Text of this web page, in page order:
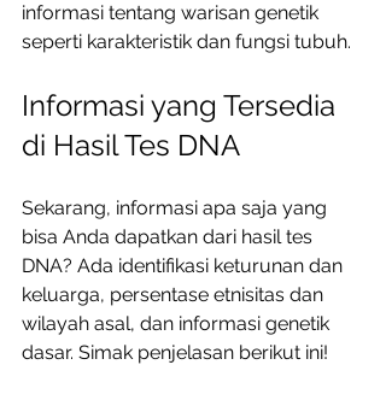
informasi tentang warisan genetik
seperti karakteristik dan fungsi tubuh.
Informasi yang Tersedia
di Hasil Tes DNA
Sekarang, informasi apa saja yang
bisa Anda dapatkan dari hasil tes
DNA? Ada identifikasi keturunan dan
keluarga, persentase etnisitas dan
wilayah asal, dan informasi genetik
dasar. Simak penjelasan berikut ini!